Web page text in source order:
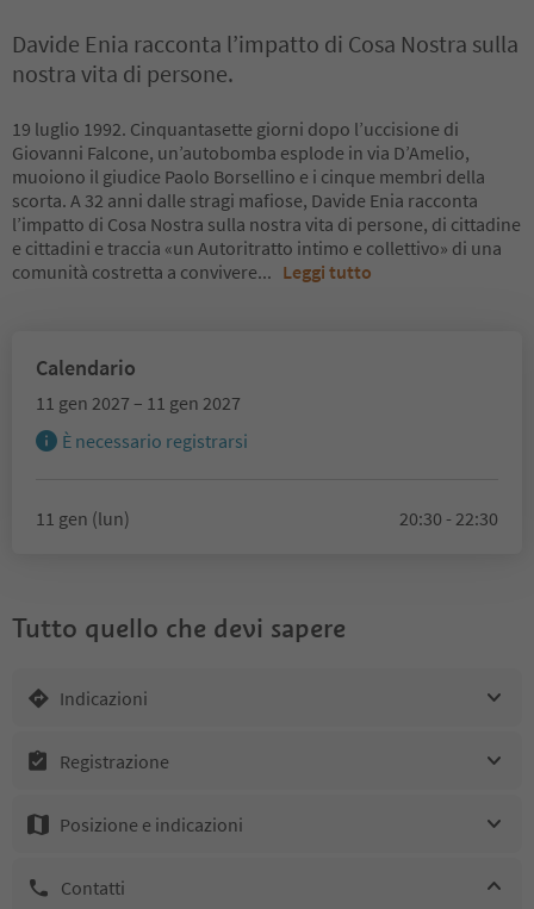
Davide Enia racconta l’impatto di Cosa Nostra sulla
nostra vita di persone.
19 luglio 1992. Cinquantasette giorni dopo l’uccisione di
Giovanni Falcone, un’autobomba esplode in via D’Amelio,
muoiono il giudice Paolo Borsellino e i cinque membri della
scorta. A 32 anni dalle stragi mafiose, Davide Enia racconta
l’impatto di Cosa Nostra sulla nostra vita di persone, di cittadine
e cittadini e traccia «un Autoritratto intimo e collettivo» di una
comunità costretta a convivere... Leggi tutto
Calendario
11 gen 2027 – 11 gen 2027
È necessario registrarsi
11 gen (lun) 20:30 - 22:30
Tutto quello che devi sapere
Indicazioni
Registrazione
Posizione e indicazioni
Contatti